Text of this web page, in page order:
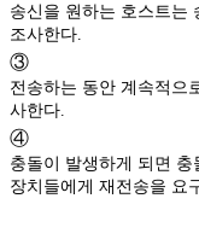
송신을 원하는 호스트는
조사한다.
③
전송하는 동안 계속적으
사한다.
④
충돌이 발생하게 되면
장치들에게 재전송을 요